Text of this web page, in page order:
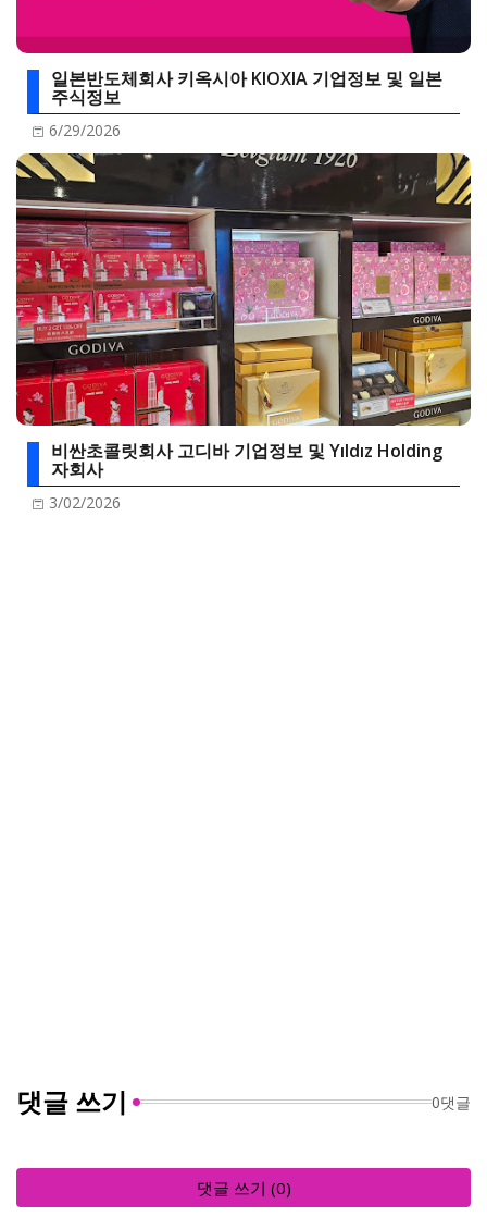
일본반도체회사 키옥시아 KIOXIA 기업정보 및 일본
주식정보
6/29/2026
비싼초콜릿회사 고디바 기업정보 및 Yıldız Holding
자회사
3/02/2026
댓글 쓰기 0댓글
댓글 쓰기 (0)